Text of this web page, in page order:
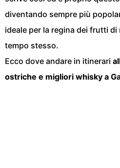
diventando sempre più
ideale per la regina dei frutti
tempo stesso.
Ecco dove andare in itinerari
ostriche e migliori whisky a